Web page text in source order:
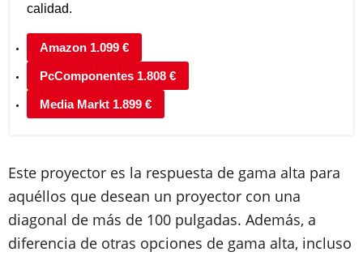
Amazon 1.099 €
PcComponentes 1.808 €
Media Markt 1.899 €
calidad.
Este proyector es la respuesta de gama alta para
aquéllos que desean un proyector con una
diagonal de más de 100 pulgadas. Además, a
diferencia de otras opciones de gama alta, incluso